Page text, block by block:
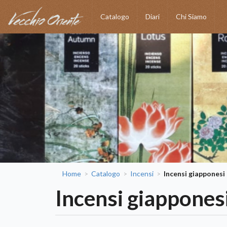
Catalogo Diari Chi Siamo
Home > Catalogo > Incensi > Incensi giapponesi
Incensi